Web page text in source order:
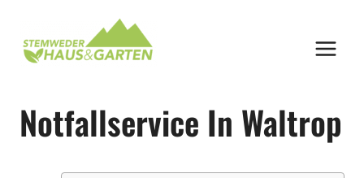
springen
Notfallservice In Waltrop